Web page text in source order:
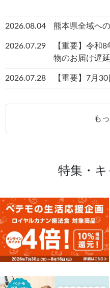
2026.08.04 熊本県全域へ
2026.07.29
【重要】令和
物のお届け遅
2026.07.28 【重要】7月
も
特集・